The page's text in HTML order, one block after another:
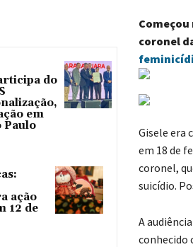
do
em
Paulo
ação
12 de
coronel
Gisele era
em 18 de
coronel,
suicídio.
A
conhecido